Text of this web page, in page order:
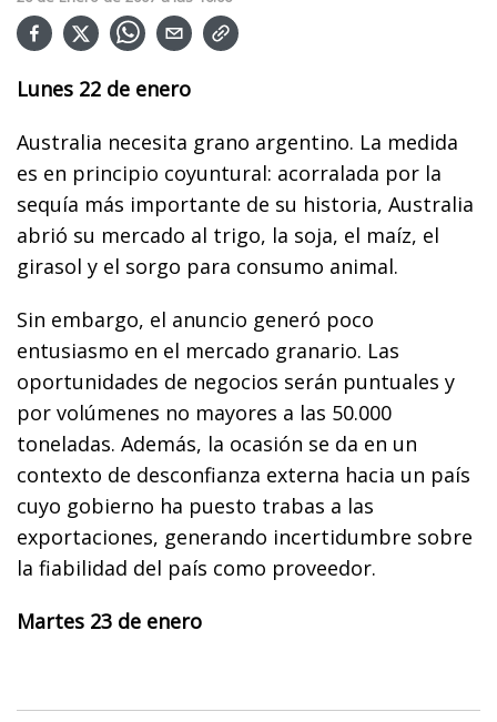
Lunes 22 de enero
Australia necesita grano argentino. La medida
es en principio coyuntural: acorralada por la
sequía más importante de su historia, Australia
abrió su mercado al trigo, la soja, el maíz, el
girasol y el sorgo para consumo animal.
Sin embargo, el anuncio generó poco
entusiasmo en el mercado granario. Las
oportunidades de negocios serán puntuales y
por volúmenes no mayores a las 50.000
toneladas. Además, la ocasión se da en un
contexto de desconfianza externa hacia un país
cuyo gobierno ha puesto trabas a las
exportaciones, generando incertidumbre sobre
la fiabilidad del país como proveedor.
Martes 23 de enero